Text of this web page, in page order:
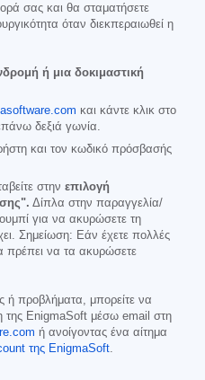
σας και θα σταματήσετε
όταν διεκπεραιωθεί η
ή μια δοκιμαστική
και κάντε κλικ στο
δεξιά γωνία.
και τον κωδικό πρόσβασής
στην επιλογή
Δίπλα στην παραγγελία/
για να ακυρώσετε τη
Σημείωση: Εάν έχετε πολλές
πρέπει να τα ακυρώσετε
ή προβλήματα, μπορείτε να
της EnigmaSoft μέσω email στη
ή ανοίγοντας ένα αίτημα
της EnigmaSoft.